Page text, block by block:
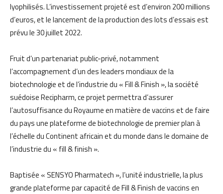
lyophilisés. L’investissement projeté est d’environ 200 millions
d’euros, et le lancement de la production des lots d’essais est
prévu le 30 juillet 2022.
Fruit d’un partenariat public-privé, notamment
l’accompagnement d’un des leaders mondiaux de la
biotechnologie et de l’industrie du « Fill & Finish », la société
suédoise Recipharm, ce projet permettra d’assurer
l’autosuffisance du Royaume en matière de vaccins et de faire
du pays une plateforme de biotechnologie de premier plan à
l’échelle du Continent africain et du monde dans le domaine de
l’industrie du « fill & finish ».
Baptisée « SENSYO Pharmatech », l’unité industrielle, la plus
grande plateforme par capacité de Fill & Finish de vaccins en